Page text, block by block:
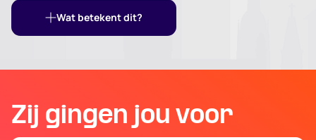
Wat betekent dit?
Zij gingen jou voor